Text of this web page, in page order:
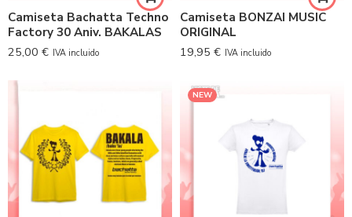
Camiseta Bachatta Techno
Factory 30 Aniv. BAKALAS
25,00 € IVA incluido
Camiseta BONZAI MUSIC
ORIGINAL
19,95 € IVA incluido
NEW